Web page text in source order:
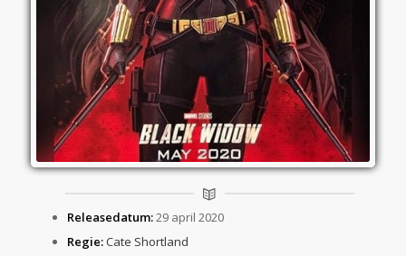
Releasedatum:29 april 2020
Regie:Cate Shortland